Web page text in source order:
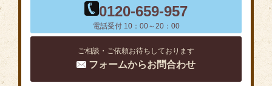
0120-659-957
電話受付 10：00～20：00
ご相談・ご依頼お待ちしております
フォームからお問合わせ